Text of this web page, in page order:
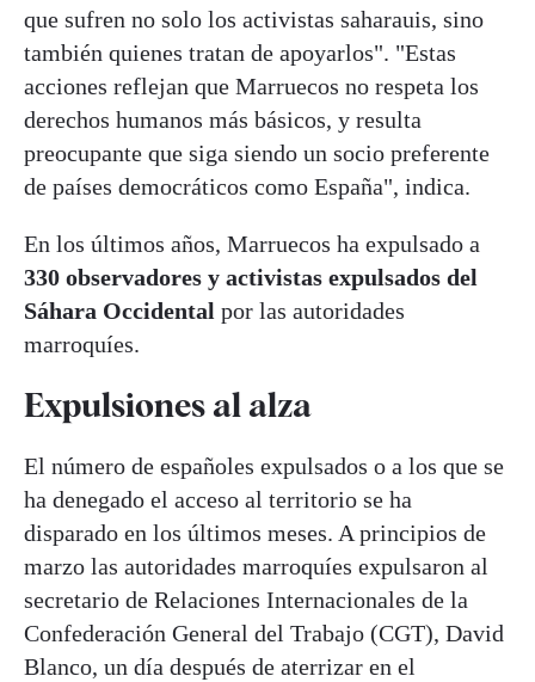
que sufren no solo los activistas saharauis, sino
también quienes tratan de apoyarlos". "Estas
acciones reflejan que Marruecos no respeta los
derechos humanos más básicos, y resulta
preocupante que siga siendo un socio preferente
de países democráticos como España", indica.
En los últimos años, Marruecos ha expulsado a
330 observadores y activistas expulsados del
Sáhara Occidental por las autoridades
marroquíes.
Expulsiones al alza
El número de españoles expulsados o a los que se
ha denegado el acceso al territorio se ha
disparado en los últimos meses. A principios de
marzo las autoridades marroquíes expulsaron al
secretario de Relaciones Internacionales de la
Confederación General del Trabajo (CGT), David
Blanco, un día después de aterrizar en el